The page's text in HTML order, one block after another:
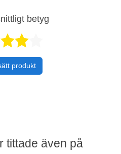
betyg
produkt
tittade även på